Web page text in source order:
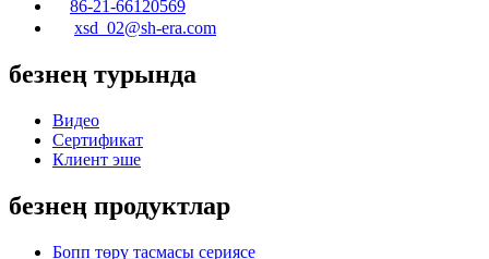
86-21-66120569
xsd_02@sh-era.com
безнең турында
Видео
Сертификат
Клиент эше
безнең продуктлар
Бопп төрү тасмасы сериясе